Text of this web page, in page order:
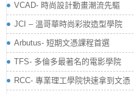
VCAD- 時尚設計動畫潮流先驅
JCI – 溫哥華時尚彩妝造型學院
Arbutus- 短期文憑課程首選
TFS- 多倫多最著名的電影學院
RCC- 專業理工學院快速拿到文憑